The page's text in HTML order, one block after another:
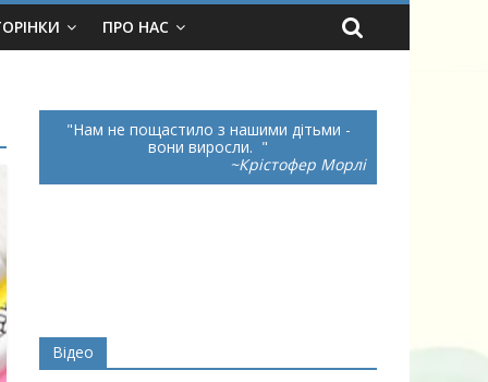
ПРО НАС
Нам не пощастило з нашими дітьми -
вони виросли.
~Крістофер Морлі
Відео